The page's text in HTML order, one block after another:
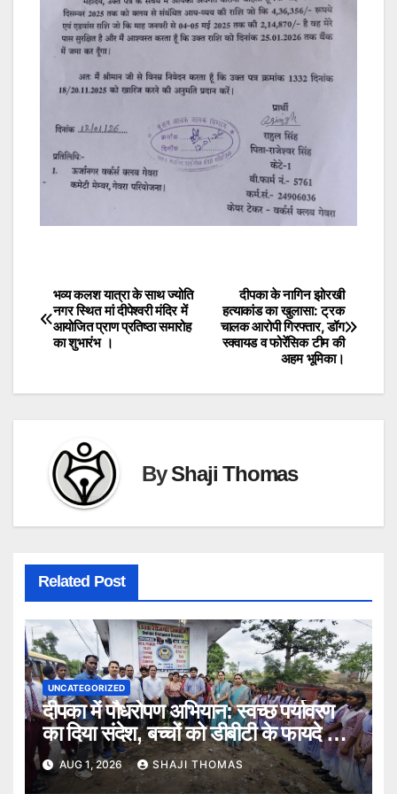
Post
navigation
दीपका के नागिन झोरखी
हत्याकांड का खुलासा: ट्रक
चालक आरोपी गिरफ्तार, डॉग
स्क्वायड व फोरेंसिक टीम की
अहम भूमिका।
भव्य कलश यात्रा के साथ ज्योति
नगर स्थित मां दीपेश्वरी मंदिर में
आयोजित प्राण प्रतिष्ठा समारोह
का शुभारंभ ।
ByShaji Thomas
Related Post
UNCATEGORIZED
दीपका में पौधरोपण अभियान: स्वच्छ पर्यावरण
का दिया संदेश, बच्चों को डीबीटी के फायदे भी
बताए।
AUG 1, 2026 SHAJI THOMAS